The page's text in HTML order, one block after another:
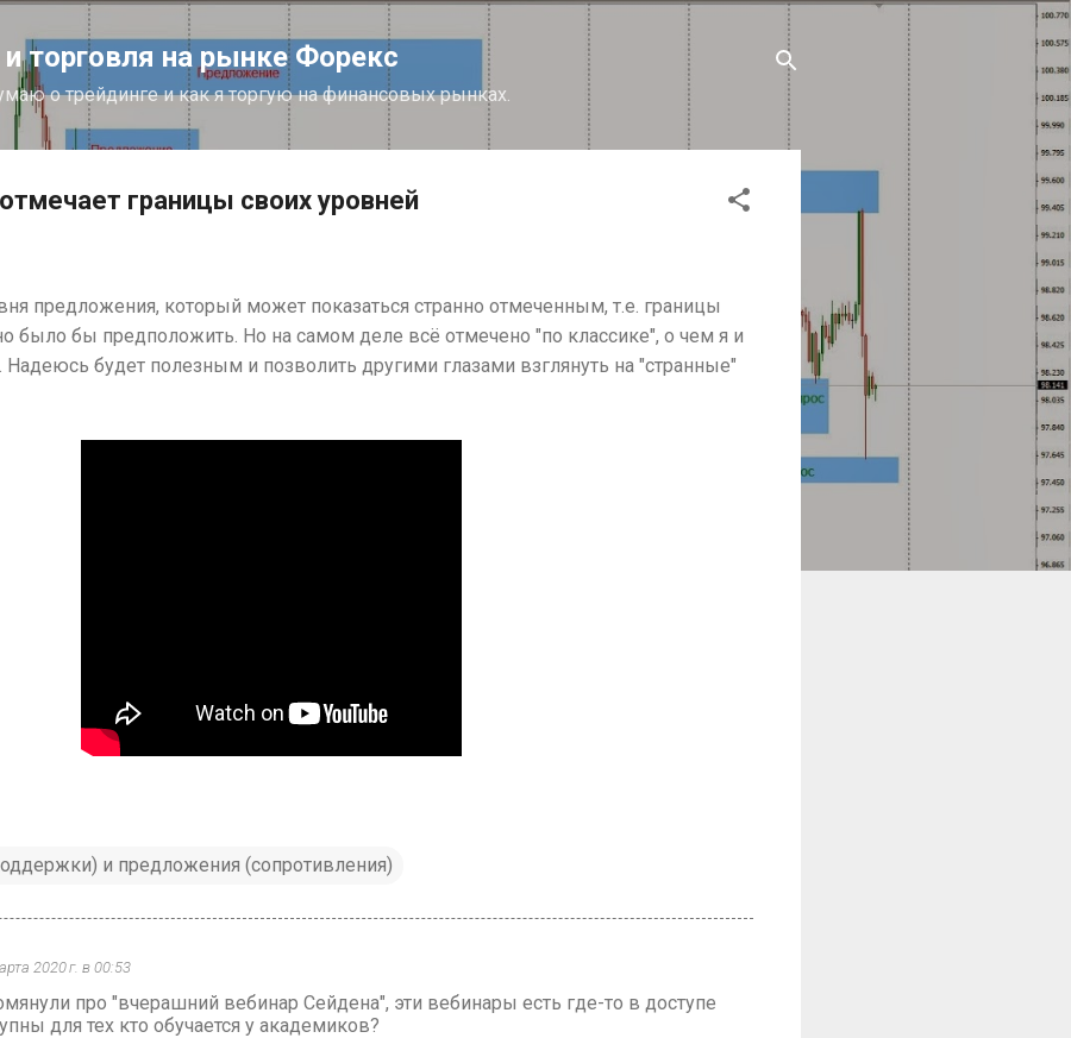
К основному контенту
торговля на рынке Форекс
о трейдинге и как я торгую на финансовых рынках.
границы своих уровней
предложения, который может показаться странно отмеченным, т.е. границы
было бы предположить. Но на самом деле всё отмечено "по классике", о чем я и
Надеюсь будет полезным и позволить другими глазами взглянуть на "странные"
и предложения (сопротивления)
2020 г. в 00:53
про "вчерашний вебинар Сейдена", эти вебинары есть где-то в доступе
для тех кто обучается у академиков?